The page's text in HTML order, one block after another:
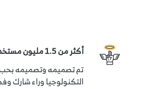
أكثر من 1.5 مليون مستخدم
تم تصميمه وتصميمه
التكنولوجيا وراء شارك